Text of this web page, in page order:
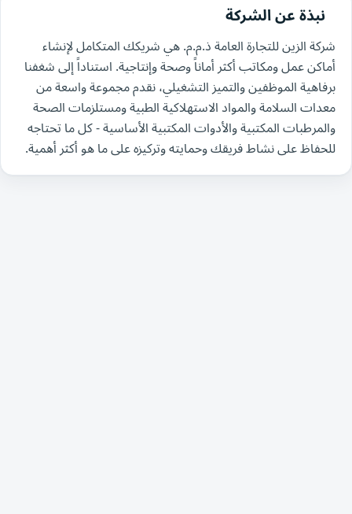
نبذة عن الشركة
شركة الزين للتجارة العامة ذ.م.م. هي شريكك المتكامل لإنشاء
أماكن عمل ومكاتب أكثر أماناً وصحة وإنتاجية. استناداً إلى شغفنا
برفاهية الموظفين والتميز التشغيلي، نقدم مجموعة واسعة من
معدات السلامة والمواد الاستهلاكية الطبية ومستلزمات الصحة
والمرطبات المكتبية والأدوات المكتبية الأساسية - كل ما تحتاجه
للحفاظ على نشاط فريقك وحمايته وتركيزه على ما هو أكثر أهمية.